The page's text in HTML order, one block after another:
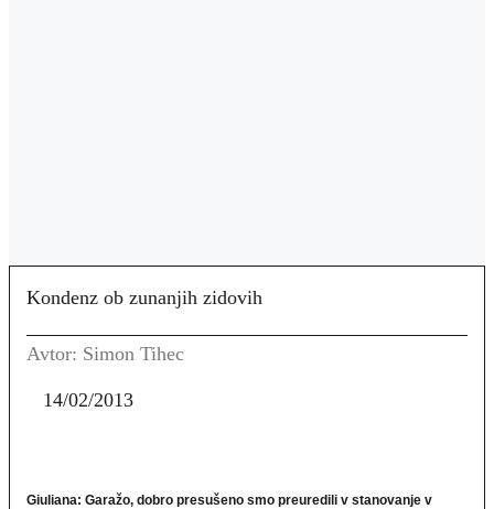
Kondenz ob zunanjih zidovih
Avtor: Simon Tihec
14/02/2013
Giuliana: Garažo, dobro presušeno smo preuredili v stanovanje v